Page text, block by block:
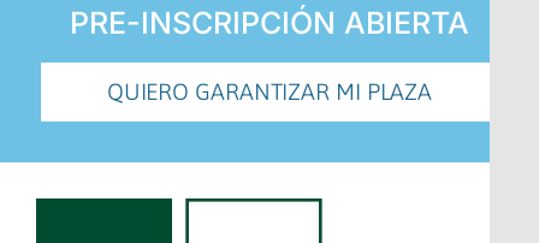
PRE-INSCRIPCIÓN ABIERTA
QUIERO GARANTIZAR MI PLAZA